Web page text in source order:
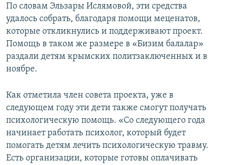
По словам Эльзары Ислямовой, эти средства
удалось собрать, благодаря помощи меценатов,
которые откликнулись и поддерживают проект.
Помощь в таком же размере в «Бизим балалар»
раздали детям крымских политзаключенных и в
ноябре.
Как отметила член совета проекта, уже в
следующем году эти дети также смогут получать
психологическую помощь. «Со следующего года
начинает работать психолог, который будет
помогать детям лечить психологическую травму.
Есть организации, которые готовы оплачивать